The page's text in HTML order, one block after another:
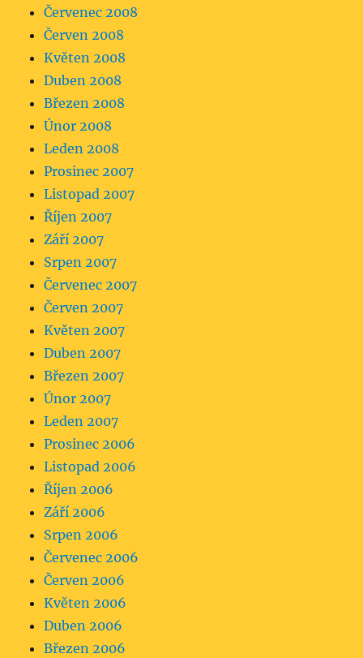
Červenec 2008
Červen 2008
Květen 2008
Duben 2008
Březen 2008
Únor 2008
Leden 2008
Prosinec 2007
Listopad 2007
Říjen 2007
Září 2007
Srpen 2007
Červenec 2007
Červen 2007
Květen 2007
Duben 2007
Březen 2007
Únor 2007
Leden 2007
Prosinec 2006
Listopad 2006
Říjen 2006
Září 2006
Srpen 2006
Červenec 2006
Červen 2006
Květen 2006
Duben 2006
Březen 2006